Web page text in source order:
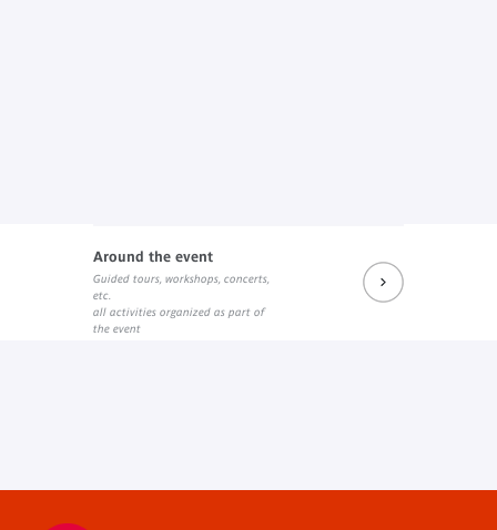
Around the event
Guided tours, workshops, concerts,
etc.
all activities organized as part of
the event